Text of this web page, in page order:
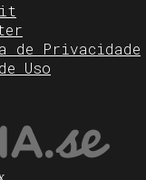
de Privacidade
Uso